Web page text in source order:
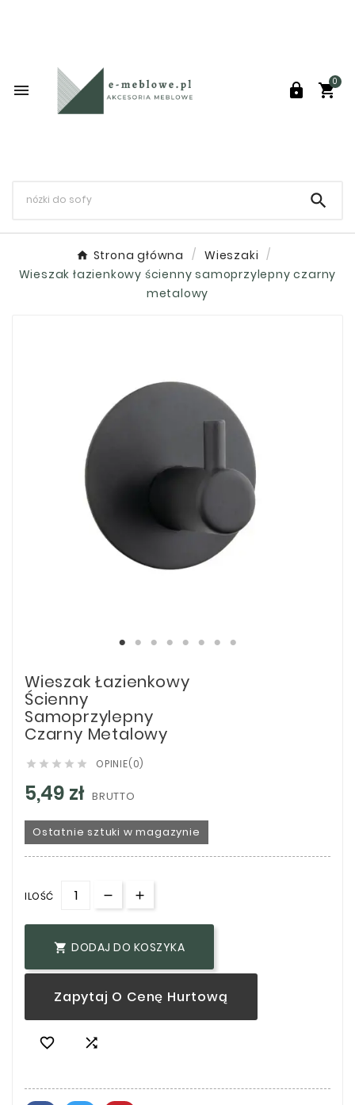
  
0

Strona główna
Wieszaki
Wieszak łazienkowy ścienny samoprzylepny czarny
metalowy
Wieszak Łazienkowy
Ścienny
Samoprzylepny
Czarny Metalowy
     OPINIE(0)
5,49 zł BRUTTO
Ostatnie sztuki w magazynie
ILOŚĆ
 DODAJ DO KOSZYKA
Zapytaj O Cenę Hurtową
 